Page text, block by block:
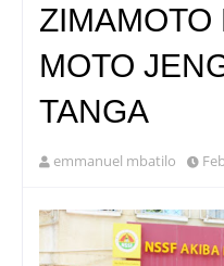
ZIMAMOTO
MOTO
TANGA
emmanuel mbatilo